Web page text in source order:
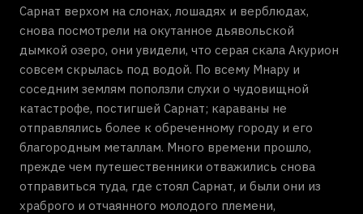
Сарнат верхом на слонах, лошадях и верблюдах,
снова посмотрели на окутанное дьявольской
дымкой озеро, они увидели, что серая скала Акурион
совсем скрылась под водой. По всему Мнару и
соседним землям поползли слухи о чудовищной
катастрофе, постигшей Сарнат; караваны не
отправлялись более к обреченному городу и его
благородным металлам. Много времени прошло,
прежде чем путешественники отважились снова
отправиться туда, где стоял Сарнат, и были они из
храброго и отчаянного молодого племени,